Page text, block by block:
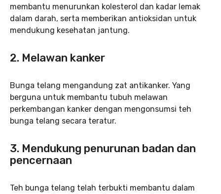
membantu menurunkan kolesterol dan kadar lemak
dalam darah, serta memberikan antioksidan untuk
mendukung kesehatan jantung.
2. Melawan kanker
Bunga telang mengandung zat antikanker. Yang
berguna untuk membantu tubuh melawan
perkembangan kanker dengan mengonsumsi teh
bunga telang secara teratur.
3. Mendukung penurunan badan dan
pencernaan
Teh bunga telang telah terbukti membantu dalam